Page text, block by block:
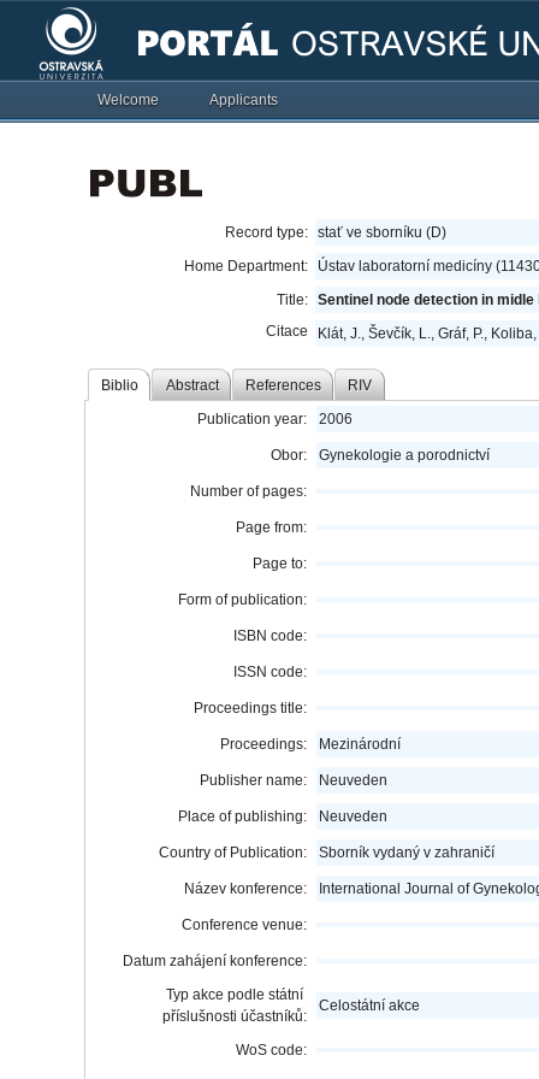
Welcome Applicants
Record type: stať ve sborníku (D)
Home Department:
Ústav laboratorní medicíny
Title: Sentinel node detection in
Citace
Klát, J., Ševčík, L., Gráf, P.,
Biblio Abstract References RIV
Publication year: 2006
Obor: Gynekologie a porodnictví
Number of pages:
Page from:
Page to:
Form of publication:
ISBN code:
ISSN code:
Proceedings title:
Proceedings: Mezinárodní
Publisher name: Neuveden
Place of publishing: Neuveden
Country of Publication: Sborník vydaný v zahraničí
Název konference: International Journal of
Conference venue:
Datum zahájení konference:
Typ akce podle státní
příslušnosti účastníků:
Celostátní akce
WoS code: